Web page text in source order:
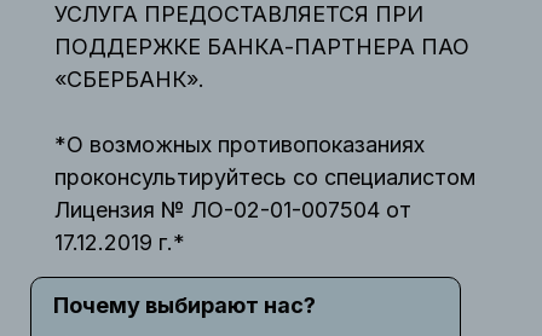
УСЛУГА ПРЕДОСТАВЛЯЕТСЯ ПРИ
ПОДДЕРЖКЕ БАНКА-ПАРТНЕРА ПАО
«СБЕРБАНК».
*О возможных противопоказаниях
проконсультируйтесь со специалистом
Лицензия № ЛО-02-01-007504 от
17.12.2019 г.*
Почему выбирают нас?